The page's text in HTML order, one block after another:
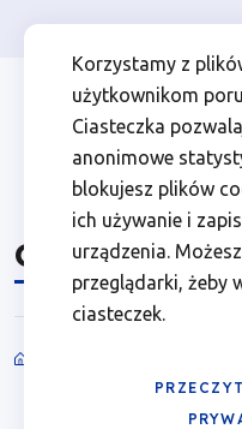
Korzystamy z
użytkownikom
Ciasteczka
anonimowe
blokujesz plików
ich używanie i
urządzenia.
przeglądarki, żeby
ciasteczek.
programie
Fundusze
Europejskie
dla
Przejdź
głównej
nawigacji
Przejdź
wyszukiwarki
Przejdź
zawartości
strony
Przejdź
stopki
Menu
Header
Top
Osoba prywatna
O programie